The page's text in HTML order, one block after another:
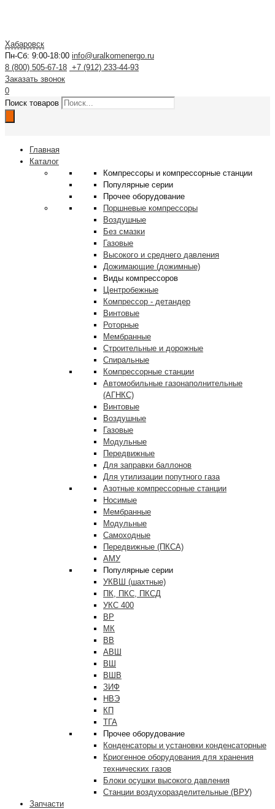
Хабаровск
Пн-Сб: 9:00-18:00 info@uralkomenergo.ru
8 (800) 505-67-18 +7 (912) 233-44-93
Заказать звонок
0
Поиск товаров
Главная
Каталог
Компрессоры и компрессорные станции
Популярные серии
Прочее оборудование
Поршневые компрессоры
Воздушные
Без смазки
Газовые
Высокого и среднего давления
Дожимающие (дожимные)
Виды компрессоров
Центробежные
Компрессор - детандер
Винтовые
Роторные
Мембранные
Строительные и дорожные
Спиральные
Компрессорные станции
Автомобильные газонаполнительные
(АГНКС)
Винтовые
Воздушные
Газовые
Модульные
Передвижные
Для заправки баллонов
Для утилизации попутного газа
Азотные компрессорные станции
Носимые
Мембранные
Модульные
Самоходные
Передвижные (ПКСА)
АМУ
Популярные серии
УКВШ (шахтные)
ПК, ПКС, ПКСД
УКС 400
ВР
МК
ВВ
АВШ
ВШ
ВШВ
ЗИФ
НВЭ
КП
ТГА
Прочее оборудование
Конденсаторы и установки конденсаторные
Криогенное оборудования для хранения
технических газов
Блоки осушки высокого давления
Станции воздухоразделительные (ВРУ)
Запчасти